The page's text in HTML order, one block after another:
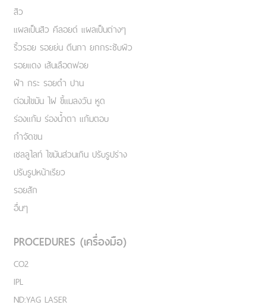
สิว
แผลเป็นสิว คีลอยด์ แผลเป็นต่างๆ
ริ้วรอย รอยย่น ตีนกา ยกกระชับผิว
รอยแดง เส้นเลือดฟอย
ฝ้า กระ รอยดำ ปาน
ต่อมไขมัน ไฝ ขี้แมลงวัน หูด
ร่องแก้ม ร่องน้ำตา แก้มตอบ
กำจัดขน
เชลลูไลท์ ไขมันส่วนเกิน ปรับรูปร่าง
ปรับรูปหน้าเรียว
รอยสัก
อื่นๆ
PROCEDURES (เครื่องมือ)
CO2
IPL
ND:YAG LASER